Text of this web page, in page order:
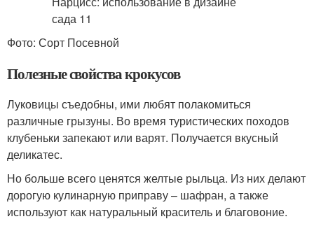
Фото: Сорт Посевной
Полезные свойства крокусов
Луковицы съедобны, ими любят полакомиться
различные грызуны. Во время туристических походов
клубеньки запекают или варят. Получается вкусный
деликатес.
Но больше всего ценятся желтые рыльца. Из них делают
дорогую кулинарную приправу – шафран, а также
используют как натуральный краситель и благовоние.